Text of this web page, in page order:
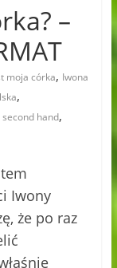
–
moja córka, Iwona
,
second hand,
Iwony
że po raz